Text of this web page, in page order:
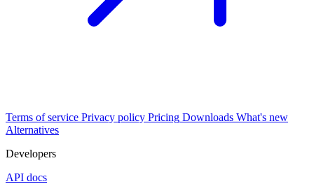
Terms of service Privacy policy Pricing Downloads What's new
Alternatives
Developers
API docs